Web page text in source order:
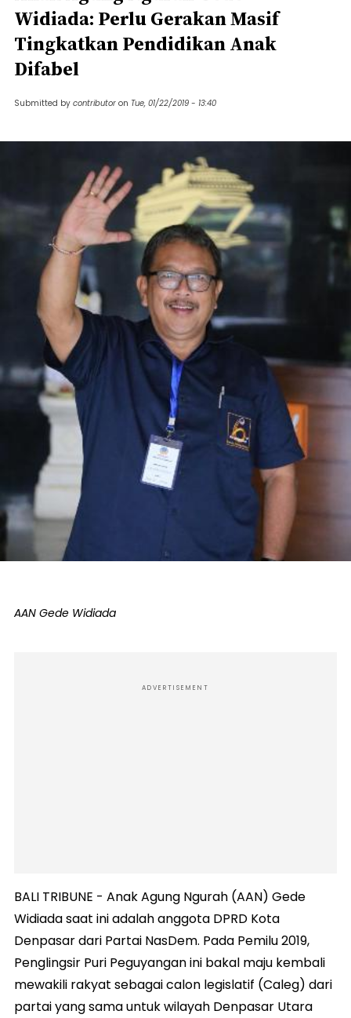
Widiada: Perlu Gerakan Masif
Tingkatkan Pendidikan Anak
Difabel
Submitted by contributor on Tue, 01/22/2019 - 13:40
AAN Gede Widiada
ADVERTISEMENT
BALI TRIBUNE - Anak Agung Ngurah (AAN) Gede
Widiada saat ini adalah anggota DPRD Kota
Denpasar dari Partai NasDem. Pada Pemilu 2019,
Penglingsir Puri Peguyangan ini bakal maju kembali
mewakili rakyat sebagai calon legislatif (Caleg) dari
partai yang sama untuk wilayah Denpasar Utara